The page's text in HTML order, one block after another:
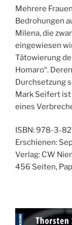
Mehrere
Bedrohungen
Milena, die
eingewiesen
Tätowierung
Homaro“.
Durchsetzung
Mark Seifert
eines
ISBN: 978-3-
Erschienen:
Verlag: CW
456 Seiten,